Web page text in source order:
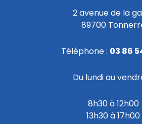
2 avenue de la
89700
Téléphone : 03 86
Du lundi au
8h30 à 12h00
13h30 à 17h00